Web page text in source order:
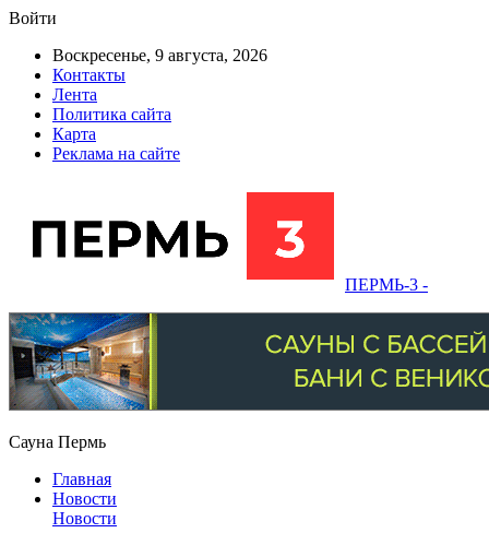
Войти
Воскресенье, 9 августа, 2026
Контакты
Лента
Политика сайта
Карта
Реклама на сайте
ПЕРМЬ-3 -
Сауна Пермь
Главная
Новости
Новости